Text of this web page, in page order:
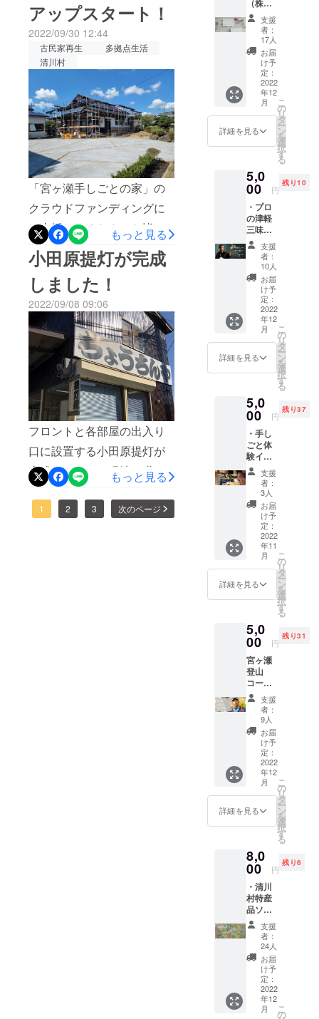
日、無事に旅館業申請の許
可証をいただきました！
オープン前のテスト滞在を
これから実施していき、カ
メラマンさんの撮影を終え
た後に、いよいよオープン
となります。素敵な写真が
できあがる予定なので、今
しばらく楽しみにお待ちく
ださい。今回、旅館業を取
得するにあたり、行政のご
担当者と申請方法について
細かくレクチャーをしてい
ただきました。宮ヶ瀬湖を
含むエリアは自然豊かで、
アクティビティなどコンテ
ンツも豊富ですし、観光客
も多いので、さぞやたくさ
んの旅館・ゲストハウスが
運営しているのだろうと
思っていたのですが、旅館
業申請自体が「かなり久し
ぶりの出来事」だと言われ
ました。とても意外でし
た。確かに、自分自身が
オーナーとして旅館業取得
アップスタート！
2022/09/30 12:44
古民家再生
多拠点生活
清川村
「宮ヶ瀬手しごとの家」の
クラウドファンディングに
ご支援してくださった皆さ
ま、こんにちは。本日から
家具家電のセットアップが
スタートで、来週中には内
部が完成します。現在は外
構工事に着手していて、駐
車場スペースと植栽を配置
し、門も構えます。こちら
は2週間ほどで完成の見込み
です。そして、来週末には
厚木保健所の立ち合い審査
が入り、今月下旬に簡易宿
泊施設営業の許可が出る予
定となっています。また来
週にも進捗を共有します！
もっと見る
小田原提灯が完成
しました！
2022/09/08 09:06
フロントと各部屋の出入り
口に設置する小田原提灯が
完成しました。現地で職人
の山﨑さんと素材をどうす
るか打ち合わせし、どんな
もっと見る
1 2 3 次のページ
会社さ
とくら
し）の
公式サ
イト上
の支援
者一覧
にニッ
クネー
ムを記
載 掲
載期間
（ホー
ジ内に
恒久的
に掲載
しま
す）
掲載方
法（文
字の
み） ※
支援
時、必
ず備考
欄に掲
載を希
望され
るお名
前をご
動報
告、ま
た宮ヶ
瀬エリ
アの様
子を
CAMPF
IRE上、
または
noteに
て発信
してい
きま
す。
オープ
ンに至
るまで
統工芸
品の紹
を予定
してい
ます。
支援
者：
17人
お届
け予
定：
2022
年12
月
詳細を見る
こ
の
リ
タ
ー
ン
を
選
択
す
る
5,0
00 円
残り10
・プロ
の津軽
三味線
奏者に
よる演
奏会招
待券
（軽飲
食付）
12月18
（日）
開催予
定 ・
宮ヶ瀬
湖ご案
川村特
産品お
土産
セット
・運営
会社
（株式
会社さ
とくら
し）の
公式サ
イト上
の支援
者一覧
にニッ
クネー
ムを記
ムペー
ジ内に
恒久的
に掲載
しま
す）
掲載方
法（文
字の
み） ※
支援
時、必
ず備考
欄に掲
載を希
望され
るお名
い。 ＊
日程
日
（日）
開催 ＊
場所
宮ヶ瀬
手しご
との家
（神奈
川県愛
甲郡清
川村
宮ヶ瀬
支援
者：
10人
お届
け予
定：
2022
年12
月
詳細を見る
こ
の
リ
タ
ー
ン
を
選
択
す
る
5,0
00 円
残り37
・手し
ごと体
験イベ
ント参
加券
「和蝋
燭」づ
くり
ワーク
ショッ
プ 11月
26日
（土）
開催予
定 ・運
営会社
会社さ
とくら
し）の
公式サ
イト上
の支援
者一覧
にニッ
クネー
ムを記
載 掲
載期間
（ホー
ムペー
ジ内に
恒久的
に掲載
法（文
字の
み） ※
支援
時、必
ず備考
欄に掲
載を希
望され
るお名
前をご
記入く
ださ
い。 ＊
日程
支援
者：
3人
お届
け予
定：
2022
年11
月
詳細を見る
こ
の
リ
タ
ー
ン
を
選
択
す
る
5,0
00 円
残り31
宮ヶ瀬
登山
コース
・2022
年エベ
レスト
登頂成
功した
登山家
と歩く
丹沢ト
レッキ
ング
（ゴー
ル地点
でコー
杯付）
11月
12日
（土）
13日
（日）
の2日間
に分け
て行う
予定で
す（雨
天の場
合、イ
ベント
内容を
支援
者：
9人
お届
け予
定：
2022
年12
月
詳細を見る
こ
の
リ
タ
ー
ン
を
選
択
す
る
8,0
00 円
残り6
・清川
村特産
品ソー
セージ
詰め合
わせ ・
運営会
社（株
式会社
さとく
らし）
の公式
支援
者：
24人
お届
け予
定：
2022
年12
月
こ
の